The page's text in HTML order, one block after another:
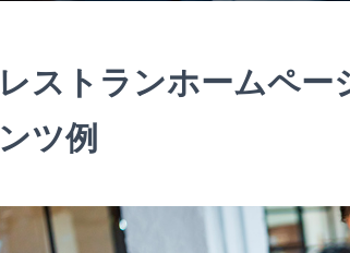
レストランホームペ
ンツ例